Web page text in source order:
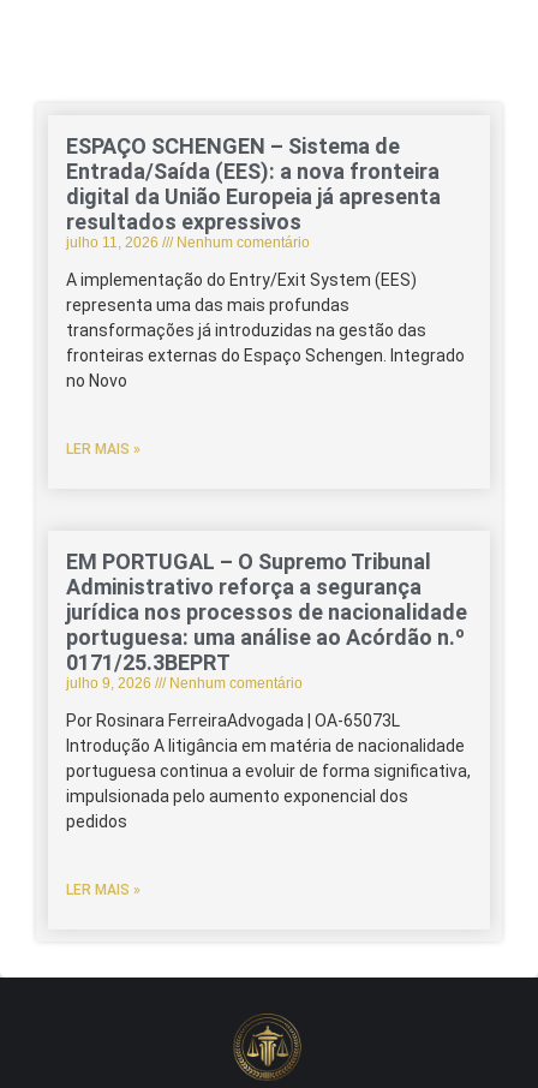
ESPAÇO SCHENGEN – Sistema de
Entrada/Saída (EES): a nova fronteira
digital da União Europeia já apresenta
resultados expressivos
julho 11, 2026 Nenhum comentário
A implementação do Entry/Exit System (EES)
representa uma das mais profundas
transformações já introduzidas na gestão das
fronteiras externas do Espaço Schengen. Integrado
no Novo
LER MAIS »
EM PORTUGAL – O Supremo Tribunal
Administrativo reforça a segurança
jurídica nos processos de nacionalidade
portuguesa: uma análise ao Acórdão n.º
0171/25.3BEPRT
julho 9, 2026 Nenhum comentário
Por Rosinara FerreiraAdvogada | OA-65073L
Introdução A litigância em matéria de nacionalidade
portuguesa continua a evoluir de forma significativa,
impulsionada pelo aumento exponencial dos
pedidos
LER MAIS »